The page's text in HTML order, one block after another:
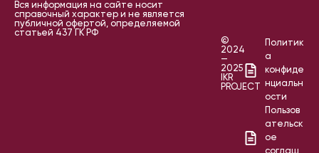
Вся информация на сайте носит
справочный характер и не является
публичной офертой, определяемой
статьей 437 ГК РФ
©
2024
—
2025
IKR
PROJECT
Политик
а
конфиде
нциальн
ости
Пользов
ательск
ое